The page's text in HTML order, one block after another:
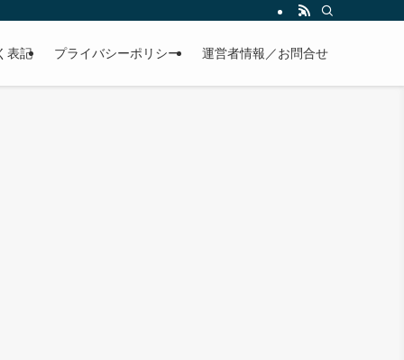
表記 プライバシーポリシー 運営者情報／お問合せ